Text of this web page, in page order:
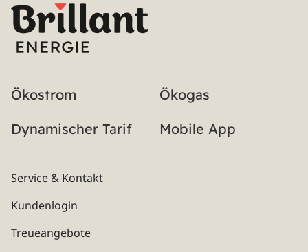
Ökostrom
Ökogas
Dynamischer Tarif
Mobile App
Service & Kontakt
Kundenlogin
Treueangebote